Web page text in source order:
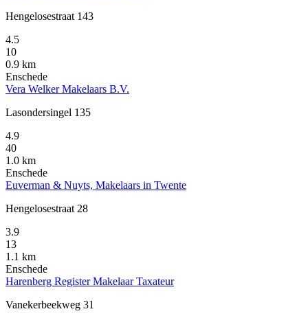
Hengelosestraat 143
4.5
10
0.9 km
Enschede
Vera Welker Makelaars B.V.
Lasondersingel 135
4.9
40
1.0 km
Enschede
Euverman & Nuyts, Makelaars in Twente
Hengelosestraat 28
3.9
13
1.1 km
Enschede
Harenberg Register Makelaar Taxateur
Vanekerbeekweg 31